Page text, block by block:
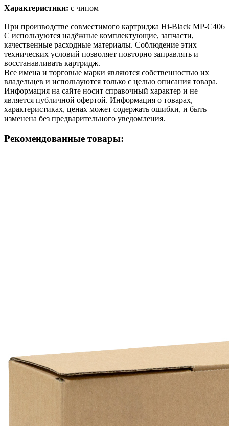
Характеристики: с чипом
При производстве совместимого картриджа Hi-Black MP-C406
C используются надёжные комплектующие, запчасти,
качественные расходные материалы. Соблюдение этих
технических условий позволяет повторно заправлять и
восстанавливать картридж.
Все имена и торговые марки являются собственностью их
владельцев и используются только с целью описания товара.
Информация на сайте носит справочный характер и не
является публичной офертой. Информация о товарах,
характеристиках, ценах может содержать ошибки, и быть
изменена без предварительного уведомления.
Рекомендованные товары: